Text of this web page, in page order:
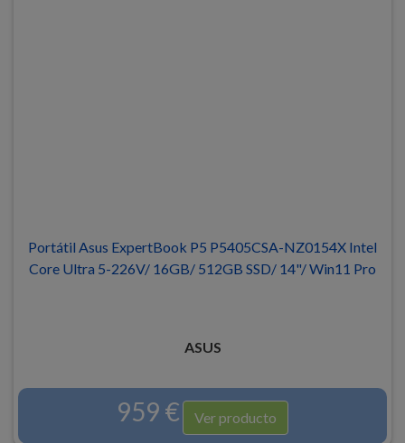
Portátil Asus ExpertBook P5 P5405CSA-NZ0154X Intel
Core Ultra 5-226V/ 16GB/ 512GB SSD/ 14"/ Win11 Pro
ASUS
959 € Ver producto